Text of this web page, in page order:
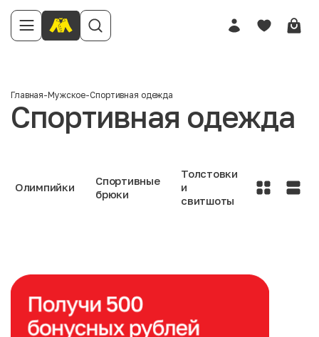
Главная-Мужское-Спортивная одежда
Спортивная одежда
Олимпийки
Спортивные
брюки
Толстовки
и
свитшоты